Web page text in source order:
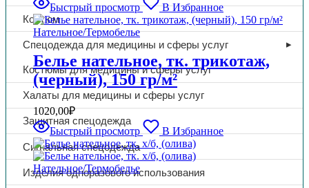
Костюм
Спецодежда для медицины и сферы услуг
Костюмы для медицины и сферы услуг
Халаты для медицины и сферы услуг
Защитная спецодежда
Сигнальная спецодежда
Изделия одноразового использования
Быстрый просмотр В Избранное
Нательное/Термобелье
Белье нательное, тк. трикотаж,
(черный), 150 гр/м²
1020,00₽
Быстрый просмотр
В Избранное
Нательное/Термобелье